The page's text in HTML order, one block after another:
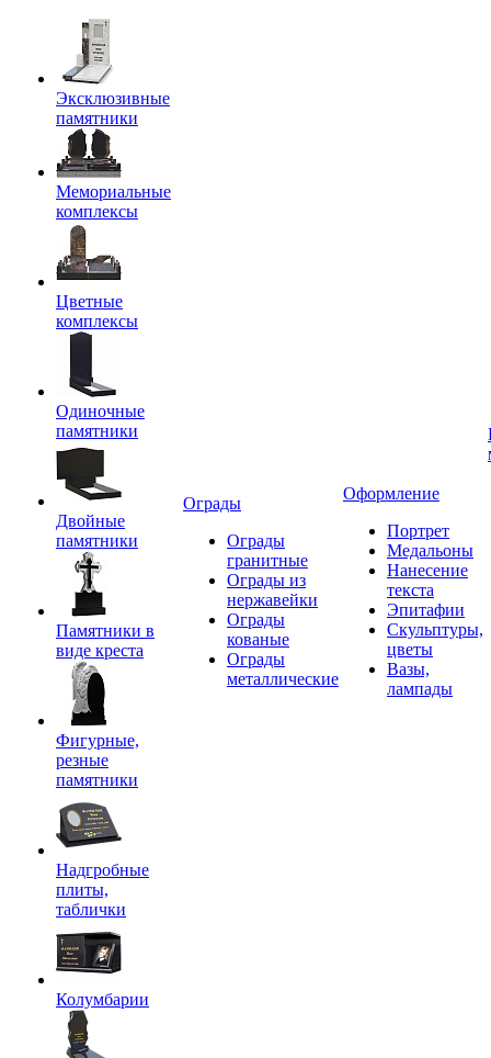
Эксклюзивные
памятники
Мемориальные
комплексы
Цветные
комплексы
Одиночные
памятники
Двойные
памятники
Памятники в
виде креста
Фигурные,
резные
памятники
Надгробные
плиты,
таблички
Колумбарии
Ограды
Ограды
гранитные
Ограды из
нержавейки
Ограды
кованые
Ограды
металлические
Оформление
Портрет
Медальоны
Нанесение
текста
Эпитафии
Скульптуры,
цветы
Вазы,
лампады